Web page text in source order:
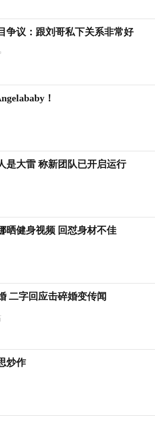
争议：跟刘哥私下关系非常好
！
是大雷 称新团队已开启运行
晒健身视频 回怼身材不佳
二字回应击碎婚变传闻
炒作